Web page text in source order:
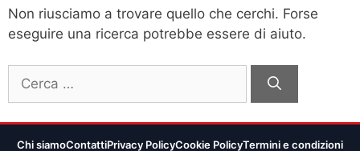
Non riusciamo a trovare quello che cerchi. Forse
eseguire una ricerca potrebbe essere di aiuto.
per:
Chi siamoContattiPrivacy PolicyCookie PolicyTermini e condizioni